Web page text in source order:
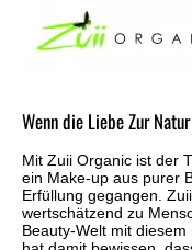
Wenn die Liebe Zur
Mit Zuii Organic ist der
ein Make-up aus purer
Erfüllung gegangen.
wertschätzend zu
Beauty-Welt mit